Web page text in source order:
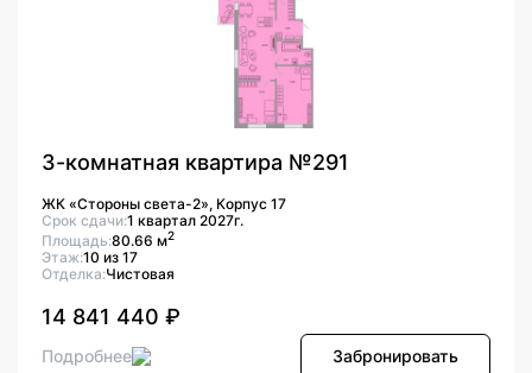
3-комнатная квартира №291
ЖК «Стороны света-2», Корпус 17
Срок сдачи:1 квартал 2027г.
Площадь:80.66 м2
Этаж:10 из 17
Отделка:Чистовая
14 841 440 ₽
Подробнее Забронировать